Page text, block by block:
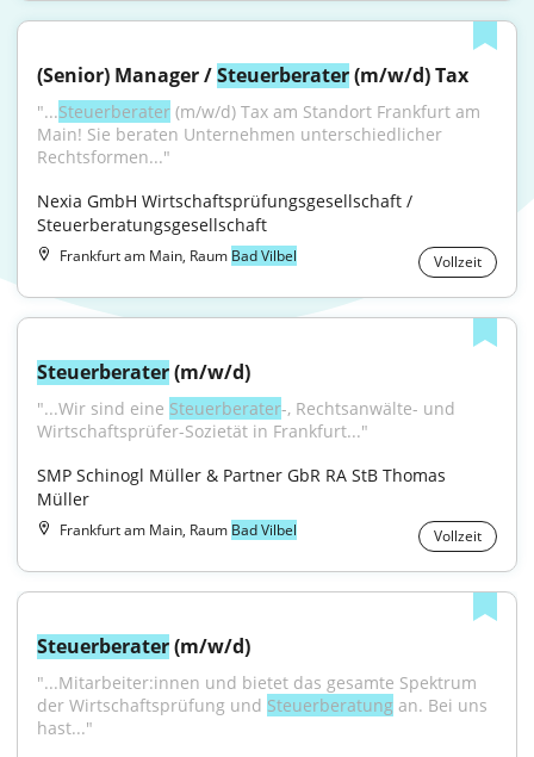
(Senior) Manager / Steuerberater (m/w/d) Tax
"...Steuerberater (m/w/d) Tax am Standort Frankfurt am
Main! Sie beraten Unternehmen unterschiedlicher
Rechtsformen..."
Nexia GmbH Wirtschaftsprüfungsgesellschaft /
Steuerberatungsgesellschaft
Frankfurt am Main, Raum Bad Vilbel Vollzeit
Steuerberater (m/w/d)
"...Wir sind eine Steuerberater-, Rechtsanwälte- und
Wirtschaftsprüfer-Sozietät in Frankfurt..."
SMP Schinogl Müller & Partner GbR RA StB Thomas
Müller
Frankfurt am Main, Raum Bad Vilbel Vollzeit
Steuerberater (m/w/d)
"...Mitarbeiter:innen und bietet das gesamte Spektrum
der Wirtschaftsprüfung und Steuerberatung an. Bei uns
hast..."